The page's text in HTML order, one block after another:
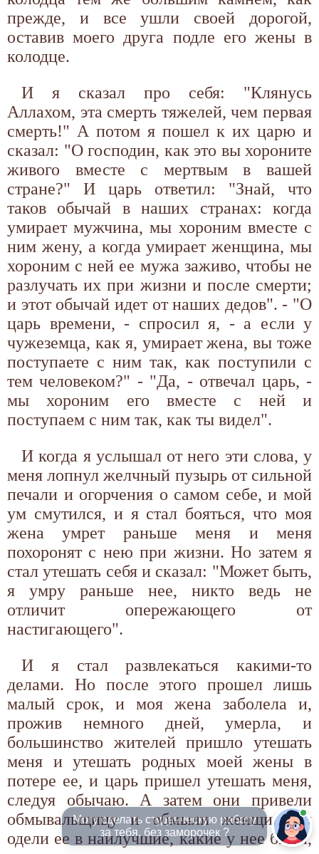
прежде, и все ушли своей дорогой,
оставив моего друга подле его жены в
колодце.
И я сказал про себя: "Клянусь
Аллахом, эта смерть тяжелей, чем первая
смерть!" А потом я пошел к их царю и
сказал: "О господин, как это вы хороните
живого вместе с мертвым в вашей
стране?" И царь ответил: "Знай, что
таков обычай в наших странах: когда
умирает мужчина, мы хороним вместе с
ним жену, а когда умирает женщина, мы
хороним с ней ее мужа заживо, чтобы не
разлучать их при жизни и после смерти;
и этот обычай идет от наших дедов". - "О
царь времени, - спросил я, - а если у
чужеземца, как я, умирает жена, вы тоже
поступаете с ним так, как поступили с
тем человеком?" - "Да, - отвечал царь, -
мы хороним его вместе с ней и
поступаем с ним так, как ты видел".
И когда я услышал от него эти слова, у
меня лопнул желчный пузырь от сильной
печали и огорчения о самом себе, и мой
ум смутился, и я стал бояться, что моя
жена умрет раньше меня и меня
похоронят с нею при жизни. Но затем я
стал утешать себя и сказал: "Может быть,
я умру раньше нее, никто ведь не
отличит опережающего от
настигающего".
И я стал развлекаться какими-то
делами. Но после этого прошел лишь
малый срок, и моя жена заболела и,
прожив немного дней, умерла, и
большинство жителей пришло утешать
меня и утешать родных моей жены в
потере ее, и царь пришел утешать меня,
следуя обычаю. А затем они привели
обмывальщицу и обмыли женщину и
одели ее в наилучшие, какие у нее были,
Могу сделать студенческую работу
за тебя, без заморочек ?